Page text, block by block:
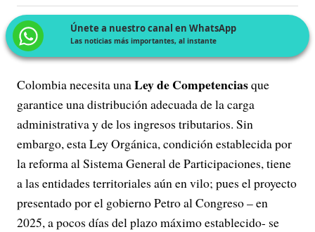
Únete a nuestro canal en WhatsApp
Las noticias más importantes, al instante
Colombia necesita unaLey de Competenciasque
garantice una distribución adecuada de la carga
administrativa y de los ingresos tributarios. Sin
embargo, esta Ley Orgánica, condición establecida por
la reforma al Sistema General de Participaciones, tiene
a las entidades territoriales aún en vilo; pues el proyecto
presentado por el gobierno Petro al Congreso – en
2025, a pocos días del plazo máximo establecido- se